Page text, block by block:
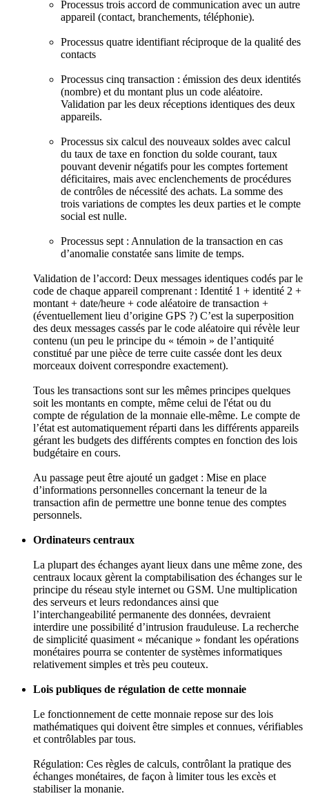
Processus trois accord de communication avec un autre
appareil (contact, branchements, téléphonie).
Processus quatre identifiant réciproque de la qualité des
contacts
Processus cinq transaction : émission des deux identités
(nombre) et du montant plus un code aléatoire.
Validation par les deux réceptions identiques des deux
appareils.
Processus six calcul des nouveaux soldes avec calcul
du taux de taxe en fonction du solde courant, taux
pouvant devenir négatifs pour les comptes fortement
déficitaires, mais avec enclenchements de procédures
de contrôles de nécessité des achats. La somme des
trois variations de comptes les deux parties et le compte
social est nulle.
Processus sept : Annulation de la transaction en cas
d’anomalie constatée sans limite de temps.
Validation de l’accord: Deux messages identiques codés par le
code de chaque appareil comprenant : Identité 1 + identité 2 +
montant + date/heure + code aléatoire de transaction +
(éventuellement lieu d’origine GPS ?) C’est la superposition
des deux messages cassés par le code aléatoire qui révèle leur
contenu (un peu le principe du « témoin » de l’antiquité
constitué par une pièce de terre cuite cassée dont les deux
morceaux doivent correspondre exactement).
Tous les transactions sont sur les mêmes principes quelques
soit les montants en compte, même celui de l'état ou du
compte de régulation de la monnaie elle-même. Le compte de
l’état est automatiquement réparti dans les différents appareils
gérant les budgets des différents comptes en fonction des lois
budgétaire en cours.
Au passage peut être ajouté un gadget : Mise en place
d’informations personnelles concernant la teneur de la
transaction afin de permettre une bonne tenue des comptes
personnels.
Ordinateurs centraux
La plupart des échanges ayant lieux dans une même zone, des
centraux locaux gèrent la comptabilisation des échanges sur le
principe du réseau style internet ou GSM. Une multiplication
des serveurs et leurs redondances ainsi que
l’interchangeabilité permanente des données, devraient
interdire une possibilité d’intrusion frauduleuse. La recherche
de simplicité quasiment « mécanique » fondant les opérations
monétaires pourra se contenter de systèmes informatiques
relativement simples et très peu couteux.
Lois publiques de régulation de cette monnaie
Le fonctionnement de cette monnaie repose sur des lois
mathématiques qui doivent être simples et connues, vérifiables
et contrôlables par tous.
Régulation: Ces règles de calculs, contrôlant la pratique des
échanges monétaires, de façon à limiter tous les excès et
stabiliser la monanie.